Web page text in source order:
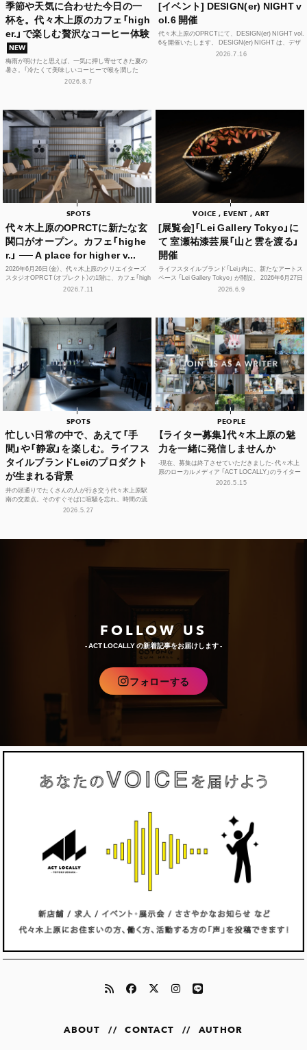
季節や天気に合わせた今日の一
杯を。代々木上原のカフェ「high
er.」で楽しむ贅沢なコーヒー体験
NEW
梅雨が明けたと思えば、一気に押し寄せてきた夏の
暑さ。「冷たくて美味しいコーヒーで喉を潤した
い！」そんな思いを叶えてくれるカフェが、この夏、
2026.8.7
[イベント] DESIGN(er) NIGHT v
ol.6 開催
代々木上原のOPRCTにて、DESIGN(er) NIGHT vol.
6を開催いたします。 DESIGN(er) NIGHT は、デザ
イナー、デザインに...2026.7.16
SPOTS
代々木上原のOPRCTに新たな玄
関口がオープン。カフェ「highe
r.」 ── A place for higher v...
2026年6月26日（金）、代々木上原のクリエイターズ
スタジオOPRCT（オプレクト）の1階に、カフェ「high
er.」（ハイアー）がグランドオープンし...
2026.7.11
VOICE , EVENT , ART
[展覧会]「Lei Gallery Tokyo」に
て 室瀬祐漆芸展「山と雲を渡る」
開催
ライフスタイルブランド「Lei」内に、新たなアートス
ペース 「Lei Gallery Tokyo」 が開設。 2026年6月27日
（土）から、初の企画展...2026.6.9
SPOTS
忙しい日常の中で、あえて「手
間」や「静寂」を楽しむ。ライフス
タイルブランドLeiのプロダクト
が生まれる背景
井の頭通りでたくさんの人が行き交う代々木上原駅
南の交差点。そのすぐそばに喧騒を忘れ、時間の流
れや感性をフラットに整えられる空間があります。
2026.5.27
PEOPLE
【ライター募集】代々木上原の魅
力を一緒に発信しませんか
-現在、募集は終了させていただきました- 代々木上
原のローカルメディア 「ACT LOCALLY」のライター
募集！ 世界中にある個性豊かな街に負けない魅...
2026.5.15
FOLLOW US
- ACT LOCALLY の新着記事をお届けします -
フォローする
ABOUT // CONTACT // AUTHOR